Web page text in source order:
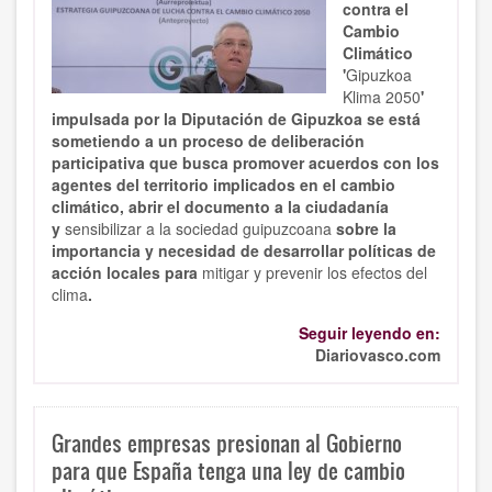
contra el
Cambio
Climático
'Gipuzkoa
Klima 2050'
impulsada por la Diputación de Gipuzkoa se está
sometiendo a un proceso de deliberación
participativa que busca promover acuerdos con los
agentes del territorio implicados en el cambio
climático, abrir el documento a la ciudadanía
y sensibilizar a la sociedad guipuzcoana sobre la
importancia y necesidad de desarrollar políticas de
acción locales para mitigar y prevenir los efectos del
clima.
Seguir leyendo en:
Diariovasco.com
Grandes empresas presionan al Gobierno
para que España tenga una ley de cambio